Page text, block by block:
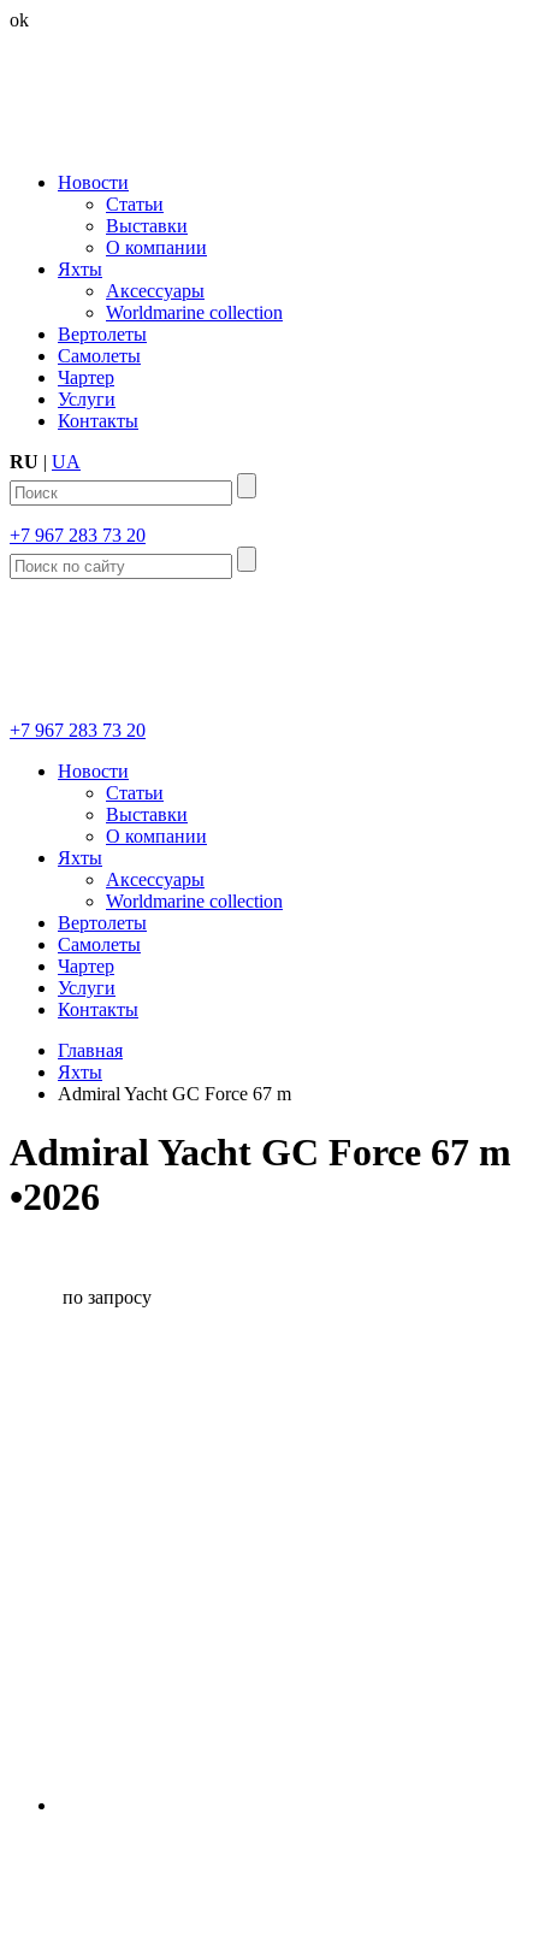
ok
Новости
Статьи
Выставки
О компании
Яхты
Аксессуары
Worldmarine collection
Вертолеты
Самолеты
Чартер
Услуги
Контакты
RU | UA
+7 967 283 73 20
+7 967 283 73 20
Новости
Статьи
Выставки
О компании
Яхты
Аксессуары
Worldmarine collection
Вертолеты
Самолеты
Чартер
Услуги
Контакты
Главная
Яхты
Admiral Yacht GC Force 67 m
Admiral Yacht GC Force 67 m
•2026
по запросу